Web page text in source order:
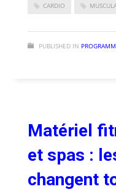
CARDIO
PUBLISHED IN
Matériel
et spas :
changent